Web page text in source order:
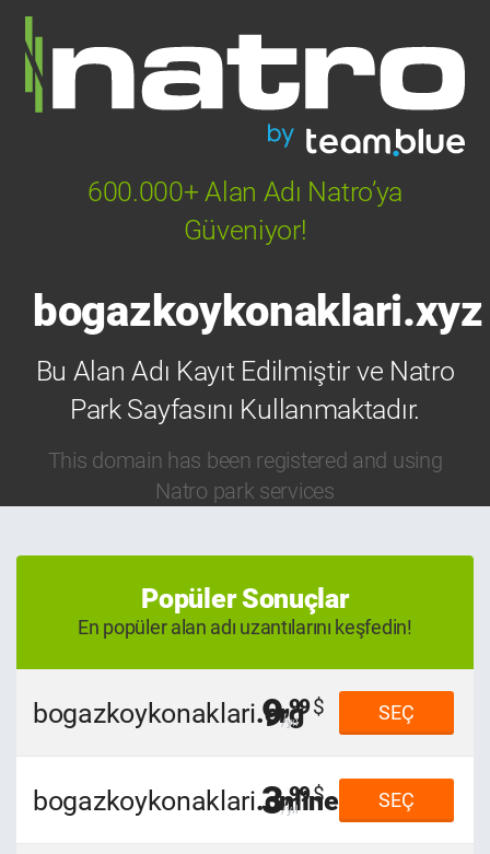
600.000+ Alan Adı Natro’ya
Güveniyor!
bogazkoykonaklari.xyz
Bu Alan Adı Kayıt Edilmiştir ve Natro
Park Sayfasını Kullanmaktadır.
This domain has been registered and using
Natro park services
Popüler Sonuçlar
En popüler alan adı uzantılarını keşfedin!
bogazkoykonaklari.org
9,99 SEÇ
bogazkoykonaklari.online
3,99 SEÇ